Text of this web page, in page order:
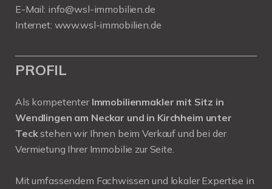
E-Mail: info@wsl-immobilien.de
Internet: www.wsl-immobilien.de
PROFIL
Als kompetenter Immobilienmakler mit Sitz in
Wendlingen am Neckar und in Kirchheim unter
Teckstehen wir Ihnen beim Verkauf und bei der
Vermietung Ihrer Immobilie zur Seite.
Mit umfassendem Fachwissen und lokaler Expertise in